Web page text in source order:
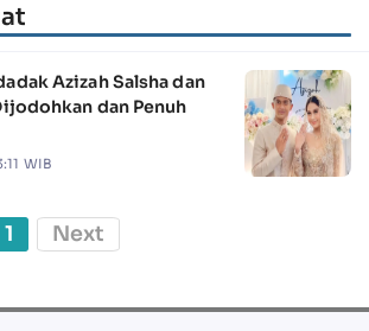
Azizah Salsha dan
dan Penuh
WIB
1 Next